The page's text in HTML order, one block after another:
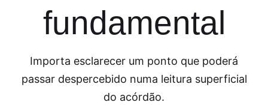
fundamental
Importa esclarecer um ponto que poderá
passar despercebido numa leitura superficial
do acórdão.